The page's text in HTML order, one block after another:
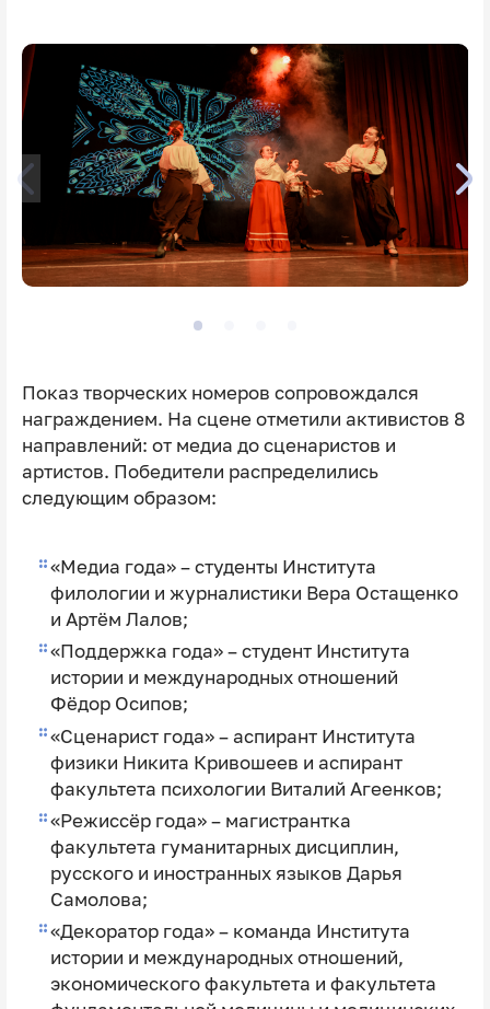
Показ творческих номеров сопровождался
награждением. На сцене отметили активистов 8
направлений: от медиа до сценаристов и
артистов. Победители распределились
следующим образом:
«Медиа года» – студенты Института
филологии и журналистики Вера Остащенко
и Артём Лалов;
«Поддержка года» – студент Института
истории и международных отношений
Фёдор Осипов;
«Сценарист года» – аспирант Института
физики Никита Кривошеев и аспирант
факультета психологии Виталий Агеенков;
«Режиссёр года» – магистрантка
факультета гуманитарных дисциплин,
русского и иностранных языков Дарья
Самолова;
«Декоратор года» – команда Института
истории и международных отношений,
экономического факультета и факультета